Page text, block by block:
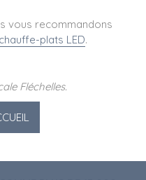
vous recommandons
plats LED.
Fléchelles.